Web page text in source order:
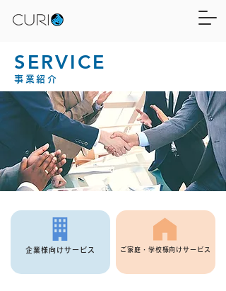
SERVICE
事業紹介
企業様向けサービス ご家庭・学校様向けサービス